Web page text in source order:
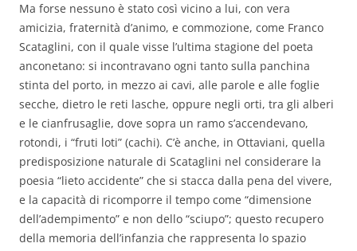
Ma forse nessuno è stato così vicino a lui, con vera
amicizia, fraternità d’animo, e commozione, come Franco
Scataglini, con il quale visse l’ultima stagione del poeta
anconetano: si incontravano ogni tanto sulla panchina
stinta del porto, in mezzo ai cavi, alle parole e alle foglie
secche, dietro le reti lasche, oppure negli orti, tra gli alberi
e le cianfrusaglie, dove sopra un ramo s’accendevano,
rotondi, i “fruti loti” (cachi). C’è anche, in Ottaviani, quella
predisposizione naturale di Scataglini nel considerare la
poesia “lieto accidente” che si stacca dalla pena del vivere,
e la capacità di ricomporre il tempo come “dimensione
dell’adempimento” e non dello “sciupo”; questo recupero
della memoria dell’infanzia che rappresenta lo spazio